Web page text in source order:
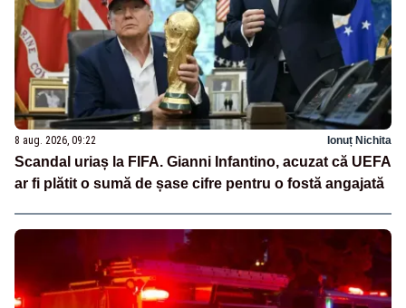
8 aug. 2026, 09:22 Ionuț Nichita
Scandal uriaș la FIFA. Gianni Infantino, acuzat că UEFA
ar fi plătit o sumă de șase cifre pentru o fostă angajată